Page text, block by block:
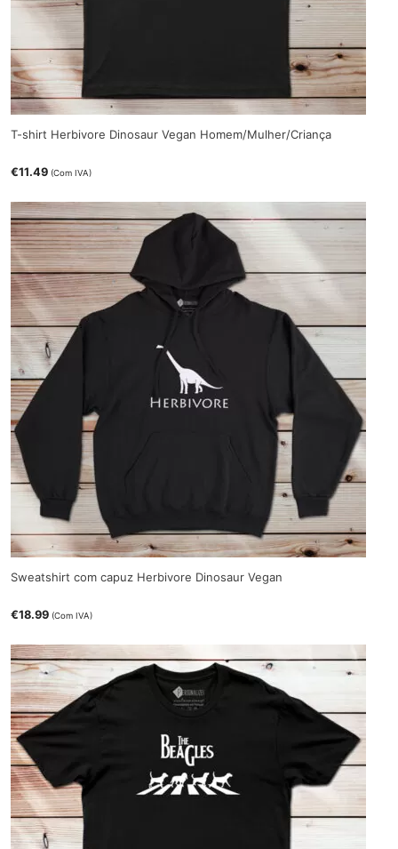
T-shirt Herbivore Dinosaur Vegan Homem/Mulher/Criança
€11.49 (Com IVA)
Sweatshirt com capuz Herbivore Dinosaur Vegan
€18.99 (Com IVA)